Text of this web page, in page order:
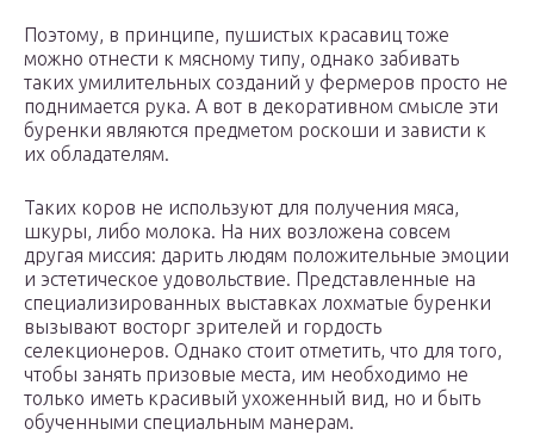
Поэтому, в принципе, пушистых красавиц тоже
можно отнести к мясному типу, однако забивать
таких умилительных созданий у фермеров просто не
поднимается рука. А вот в декоративном смысле эти
буренки являются предметом роскоши и зависти к
их обладателям.
Таких коров не используют для получения мяса,
шкуры, либо молока. На них возложена совсем
другая миссия: дарить людям положительные эмоции
и эстетическое удовольствие. Представленные на
специализированных выставках лохматые буренки
вызывают восторг зрителей и гордость
селекционеров. Однако стоит отметить, что для того,
чтобы занять призовые места, им необходимо не
только иметь красивый ухоженный вид, но и быть
обученными специальным манерам.